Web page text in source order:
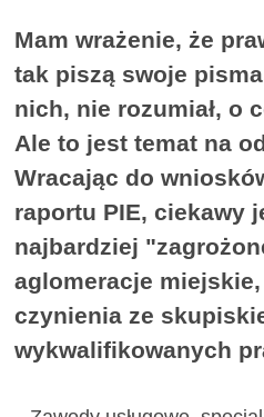
Mam wrażenie, że
tak piszą swoje
nich, nie rozumiał, o
Ale to jest temat na
Wracając do
raportu PIE, ciekawy
najbardziej
aglomeracje
czynienia ze
wykwalifikowanych